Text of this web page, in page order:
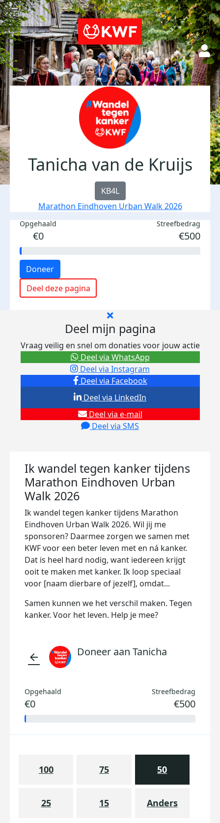
Tanicha van de Kruijs
KB4L
Marathon Eindhoven Urban Walk 2026
Opgehaald
€0
Streefbedrag
€500
Doneer
Deel deze pagina
Deel mijn pagina
Vraag veilig en snel om donaties voor jouw actie
Deel via Facebook
Deel via Instagram
Deel via e-mail
Deel via SMS
Deel via LinkedIn
Deel via WhatsApp
Ik wandel tegen kanker tijdens
Marathon Eindhoven Urban
Walk 2026
Ik wandel tegen kanker tijdens Marathon
Eindhoven Urban Walk 2026. Wil jij me
sponsoren? Daarmee zorgen we samen met
KWF voor een beter leven met en ná kanker.
Dat is heel hard nodig, want iedereen krijgt
ooit te maken met kanker. Ik loop speciaal
voor [naam dierbare of jezelf], omdat...
Samen kunnen we het verschil maken. Tegen
kanker. Voor het leven. Help je mee?
arrow_back Doneer aan Tanicha
Opgehaald
€0
Streefbedrag
€500
100 75 50
25 15 Anders